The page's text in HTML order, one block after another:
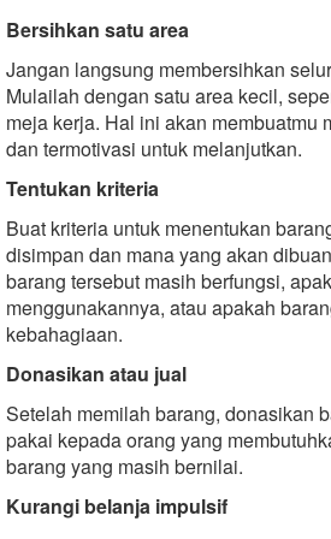
Bersihkan satu area
Jangan langsung membersihkan
Mulailah dengan satu area kecil,
meja kerja. Hal ini akan membuatmu
dan termotivasi untuk melanjutkan.
Tentukan kriteria
Buat kriteria untuk menentukan
disimpan dan mana yang akan
barang tersebut masih berfungsi,
menggunakannya, atau apakah
kebahagiaan.
Donasikan atau jual
Setelah memilah barang, donasikan
pakai kepada orang yang
barang yang masih bernilai.
Kurangi belanja impulsif